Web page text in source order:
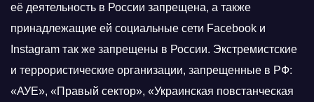
её деятельность в России запрещена, а также
принадлежащие ей социальные сети Facebook и
Instagram так же запрещены в России. Экстремистские
и террористические организации, запрещенные в РФ:
«АУЕ», «Правый сектор», «Украинская повстанческая